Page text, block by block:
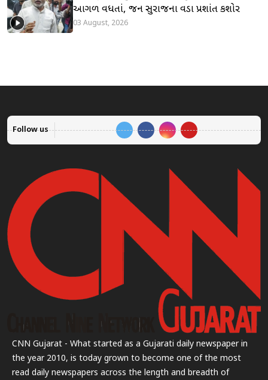
આગળ વધતાં, જન સુરાજના વડા પ્રશાંત કિશોર
03 August, 2026
Follow us
CNN Gujarat - What started as a Gujarati daily newspaper in
the year 2010, is today grown to become one of the most
read daily newspapers across the length and breadth of